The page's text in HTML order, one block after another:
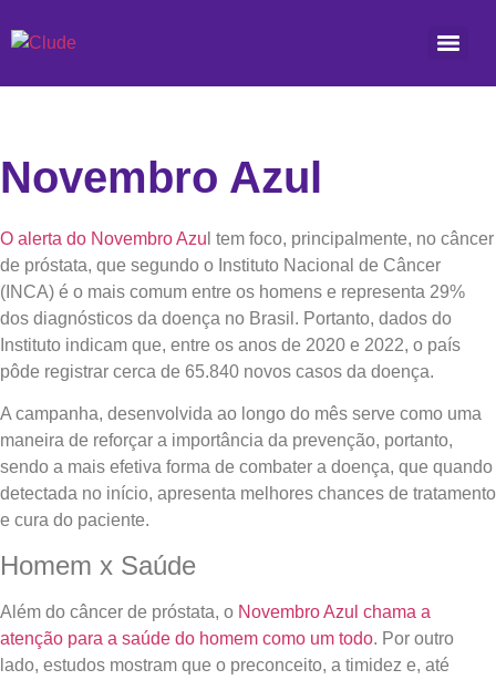
Novembro Azul
O alerta do Novembro Azu l tem foco, principalmente, no câncer
de próstata, que segundo o Instituto Nacional de Câncer
(INCA) é o mais comum entre os homens e representa 29%
dos diagnósticos da doença no Brasil. Portanto, dados do
Instituto indicam que, entre os anos de 2020 e 2022, o país
pôde registrar cerca de 65.840 novos casos da doença.
A campanha, desenvolvida ao longo do mês serve como uma
maneira de reforçar a importância da prevenção, portanto,
sendo a mais efetiva forma de combater a doença, que quando
detectada no início, apresenta melhores chances de tratamento
e cura do paciente.
Homem x Saúde
Além do câncer de próstata, o Novembro Azul chama a
atenção para a saúde do homem como um todo. Por outro
lado, estudos mostram que o preconceito, a timidez e, até